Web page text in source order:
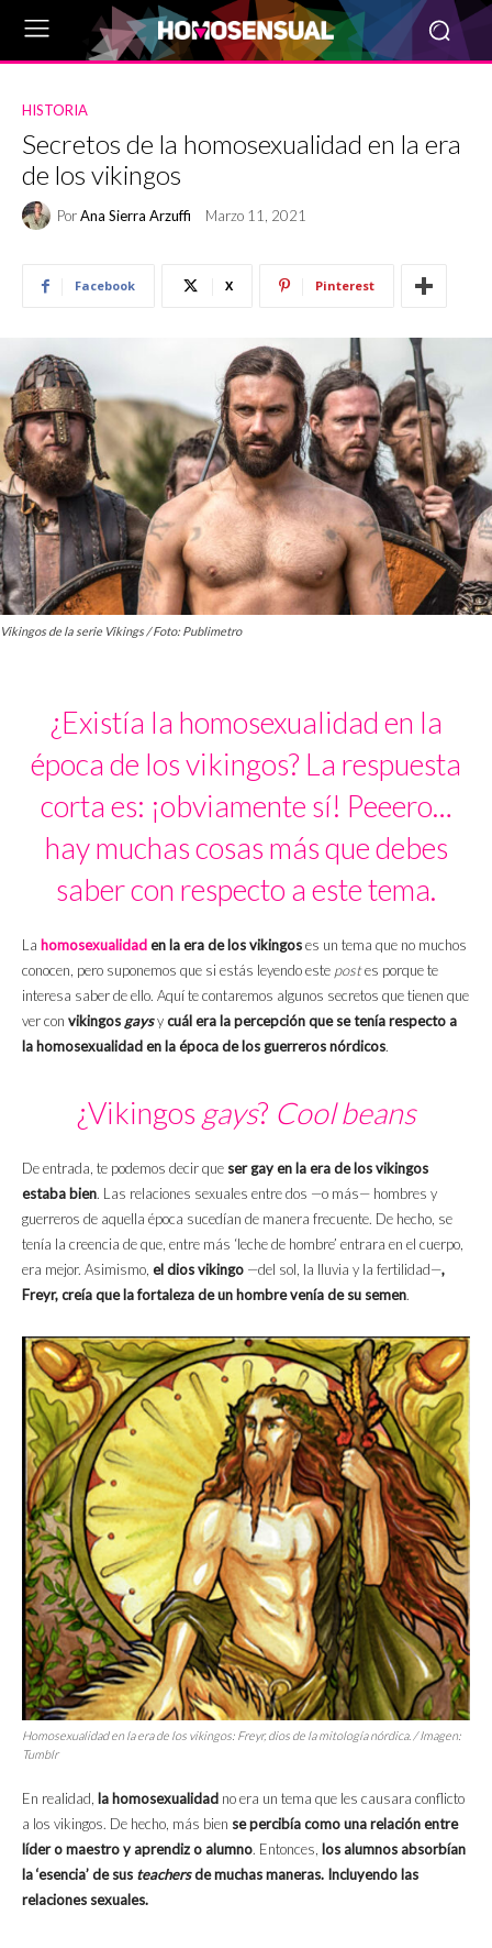
HISTORIA
Secretos de la homosexualidad en la era
de los vikingos
PorAna Sierra Arzuffi Marzo 11, 2021
Facebook X Pinterest
Vikingos de la serie Vikings / Foto: Publimetro
¿Existía la homosexualidad en la
época de los vikingos? La respuesta
corta es: ¡obviamente sí! Peeero…
hay muchas cosas más que debes
saber con respecto a este tema.
La homosexualidaden la era de los vikingoses un tema que no muchos
conocen, pero suponemos que si estás leyendo este postes porque te
interesa saber de ello. Aquí te contaremos algunos secretos que tienen que
ver con vikingosgaysycuál era la percepción que se tenía respecto a
la homosexualidad en la época de los guerreros nórdicos.
¿Vikingos gays? Cool beans
De entrada, te podemos decir que ser gay en la era de los vikingos
estaba bien. Las relaciones sexuales entre dos —o más— hombres y
guerreros de aquella época sucedían de manera frecuente. De hecho, se
tenía la creencia de que, entre más ‘leche de hombre’ entrara en el cuerpo,
era mejor. Asimismo, el dios vikingo —del sol, la lluvia y la fertilidad—,
Freyr, creía que la fortaleza de un hombre venía de su semen.
Homosexualidad en la era de los vikingos: Freyr, dios de la mitología nórdica. / Imagen:
Tumblr
En realidad, la homosexualidad no era un tema que les causara conflicto
a los vikingos. De hecho, más bien se percibía como una relación entre
líder o maestro y aprendiz o alumno. Entonces, los alumnos absorbían
la ‘esencia’ de sus teachersde muchas maneras. Incluyendo las
relaciones sexuales.